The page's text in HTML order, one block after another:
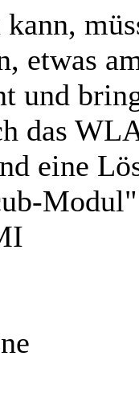
etwas
und
das
eine